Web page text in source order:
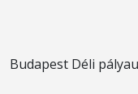
Budapest Déli